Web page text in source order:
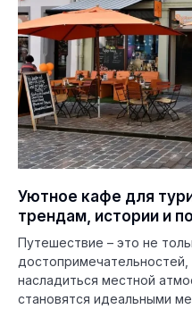
Уютное кафе для
трендам, истории и
Путешествие – это не
насладиться местной
становятся идеальными